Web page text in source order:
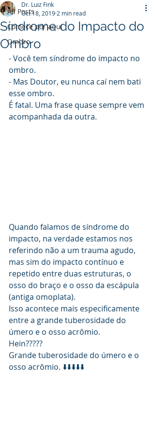
All Posts
Comece por aqui
Ombro
Síndrome do Impacto do
Ombro
Dr. Luiz Fink
Oct 18, 2019 2 min read
- Você tem síndrome do impacto no
ombro.
- Mas Doutor, eu nunca caí nem bati
esse ombro.
É fatal. Uma frase quase sempre vem
acompanhada da outra.
Quando falamos de síndrome do
impacto, na verdade estamos nos
referindo não a um trauma agudo,
mas sim do impacto contínuo e
repetido entre duas estruturas, o
osso do braço e o osso da escápula
(antiga omoplata).
Isso acontece mais especificamente
entre a grande tuberosidade do
úmero e o osso acrômio.
Hein?????
Grande tuberosidade do úmero e o
osso acrômio. ⬇️⬇️⬇️⬇️⬇️